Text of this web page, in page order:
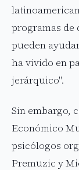
programas de
pueden
ha vivido en
jerárquico".
Sin embargo,
Económico
psicólogos
Premuzic y